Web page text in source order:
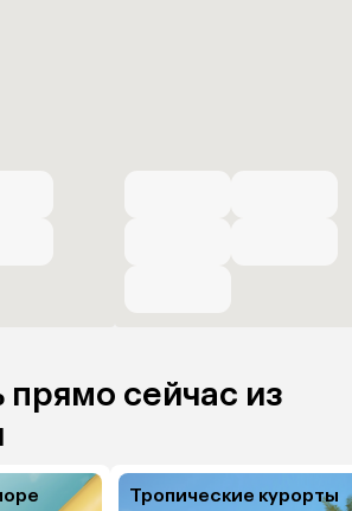
прямо сейчас из
Тропические курорты